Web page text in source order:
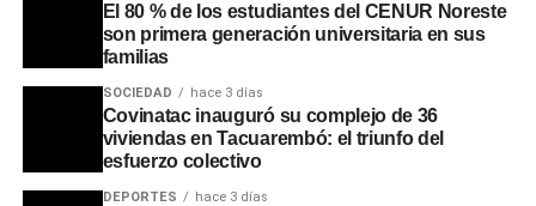
El 80 % de los estudiantes del CENUR Noreste
son primera generación universitaria en sus
familias
SOCIEDAD hace 3 días
Covinatac inauguró su complejo de 36
viviendas en Tacuarembó: el triunfo del
esfuerzo colectivo
DEPORTES hace 3 días